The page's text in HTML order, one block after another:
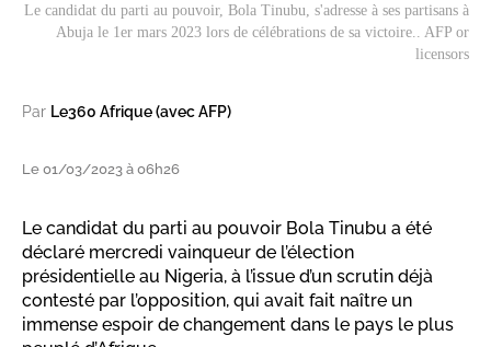
Le candidat du parti au pouvoir, Bola Tinubu, s'adresse à ses partisans à
Abuja le 1er mars 2023 lors de célébrations de sa victoire.. AFP or
licensors
Par Le360 Afrique (avec AFP)
Le 01/03/2023 à 06h26
Le candidat du parti au pouvoir Bola Tinubu a été
déclaré mercredi vainqueur de l’élection
présidentielle au Nigeria, à l’issue d’un scrutin déjà
contesté par l’opposition, qui avait fait naître un
immense espoir de changement dans le pays le plus